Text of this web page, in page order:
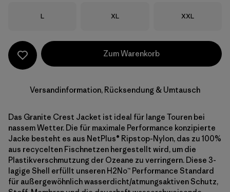
Größe
L Größe
XL Größe
XXL
Zum Warenkorb
Versandinformation, Rücksendung & Umtausch
Das Granite Crest Jacket ist ideal für lange Touren bei
nassem Wetter. Die für maximale Performance konzipierte
Jacke besteht es aus NetPlus® Ripstop-Nylon, das zu 100%
aus recycelten Fischnetzen hergestellt wird, um die
Plastikverschmutzung der Ozeane zu verringern. Diese 3-
lagige Shell erfüllt unseren H2No™ Performance Standard
für außergewöhnlich wasserdicht/atmungsaktiven Schutz,